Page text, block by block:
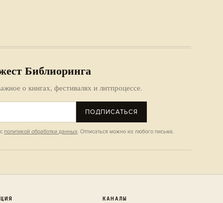
Библиоринга
о книгах, фестивалях и литпроцессе.
ПОДПИСАТЬСЯ
политикой обработки данных. Отписаться можно из любого письма.
КАНАЛЫ